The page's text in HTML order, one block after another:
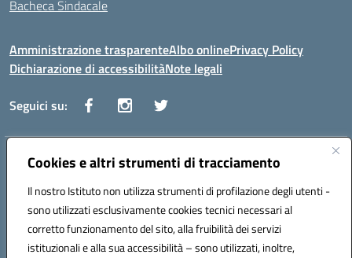
Cookies e altri strumenti di tracciamento
Il nostro Istituto non utilizza strumenti di profilazione degli utenti -
sono utilizzati esclusivamente cookies tecnici necessari al
corretto funzionamento del sito, alla fruibilità dei servizi
istituzionali e alla sua accessibilità – sono utilizzati, inoltre,
Bacheca Sindacale
Amministrazione trasparenteAlbo onlinePrivacy Policy
Dichiarazione di accessibilitàNote legali
Seguici su:
Indirizzo:Via Vaccari n.5 e Via Falcone n.20 - 91025 Marsala
Posta elettronica certificata (PEC):tppm03000q@pec.istruzione.it
Codice fiscale: 82004490817
Codice meccanografico: TPPM03000Q